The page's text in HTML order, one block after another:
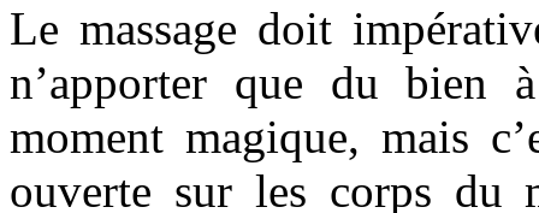
Le massage doit
n’apporter que du bien
moment magique, mais
ouverte sur les corps du